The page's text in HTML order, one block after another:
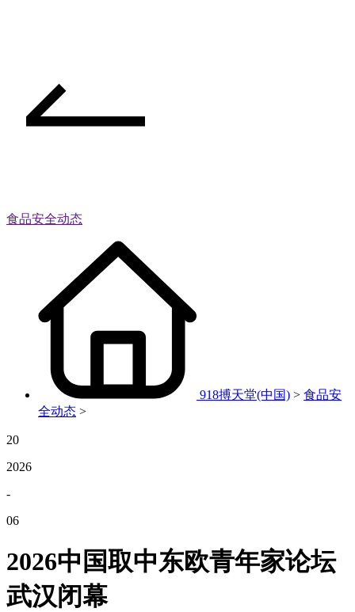
食品安全动态
918搏天堂(中国) > 食品安
全动态 >
20
2026
-
06
2026中国取中东欧青年家论坛
武汉闭幕